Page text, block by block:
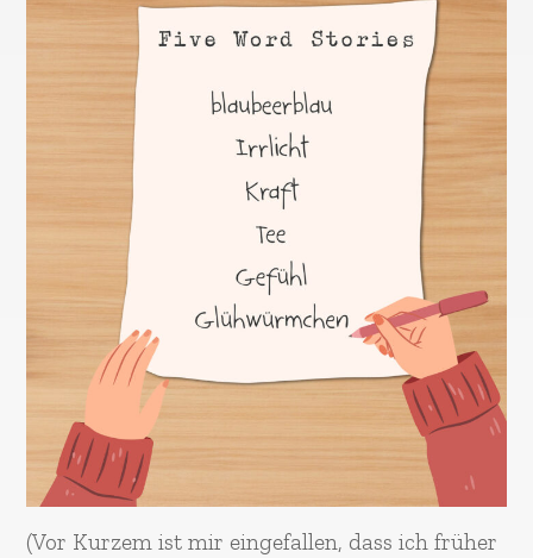
(Vor Kurzem ist mir eingefallen, dass ich früher